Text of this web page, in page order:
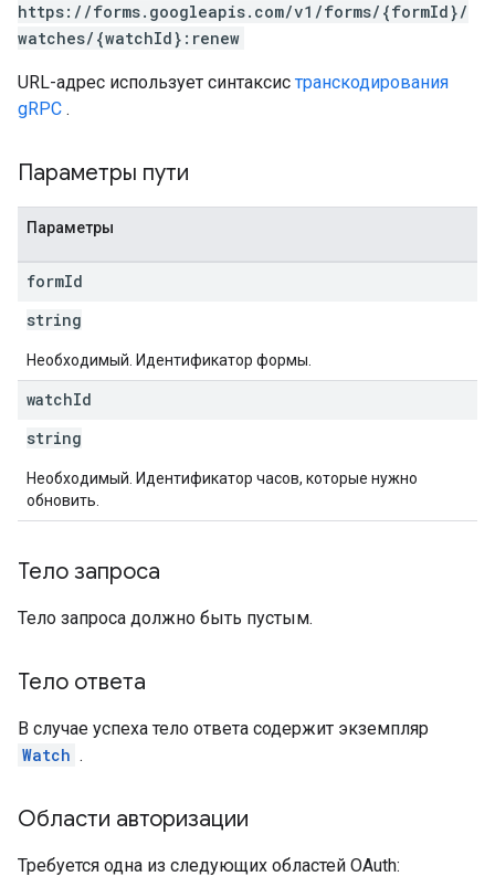
https://forms.googleapis.com/v1/forms/{formId}/
watches/{watchId}:renew
URL-адрес использует синтаксис транскодирования
gRPC .
Параметры пути
Параметры
formId
string
Необходимый. Идентификатор формы.
watchId
string
Необходимый. Идентификатор часов, которые нужно
обновить.
Тело запроса
Тело запроса должно быть пустым.
Тело ответа
В случае успеха тело ответа содержит экземпляр
Watch .
Области авторизации
Требуется одна из следующих областей OAuth: